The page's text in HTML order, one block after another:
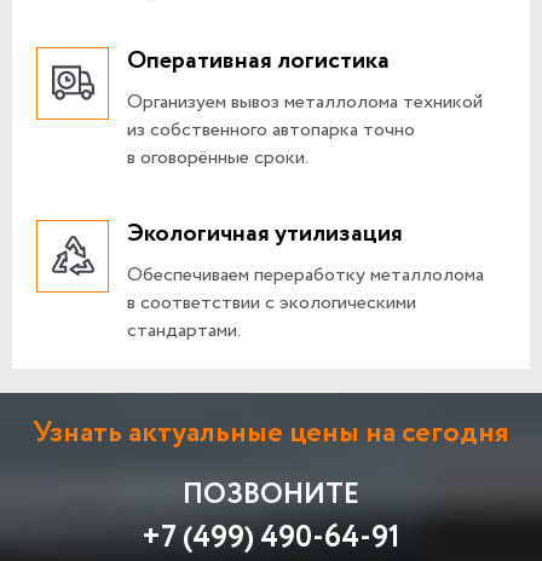
Оперативная логистика
Организуем вывоз металлолома техникой
из собственного автопарка точно
в оговорённые сроки.
Экологичная утилизация
Обеспечиваем переработку металлолома
в соответствии с экологическими
стандартами.
Узнать актуальные цены на сегодня
ПОЗВОНИТЕ
+7 (499) 490-64-91